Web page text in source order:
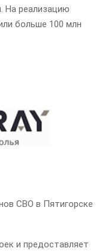
На реализацию
больше 100 млн
СВО в Пятигорске
и предоставляет